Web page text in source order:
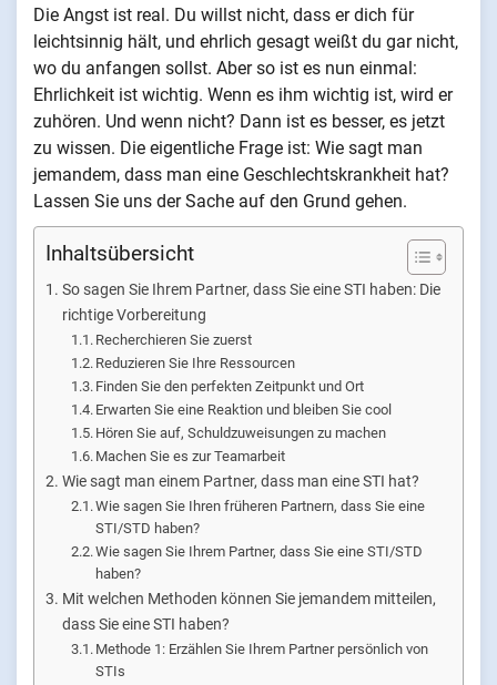
Die Angst ist real. Du willst nicht, dass er dich für
leichtsinnig hält, und ehrlich gesagt weißt du gar nicht,
wo du anfangen sollst. Aber so ist es nun einmal:
Ehrlichkeit ist wichtig. Wenn es ihm wichtig ist, wird er
zuhören. Und wenn nicht? Dann ist es besser, es jetzt
zu wissen. Die eigentliche Frage ist: Wie sagt man
jemandem, dass man eine Geschlechtskrankheit hat?
Lassen Sie uns der Sache auf den Grund gehen.
Inhaltsübersicht
So sagen Sie Ihrem Partner, dass Sie eine STI haben: Die
richtige Vorbereitung
Recherchieren Sie zuerst
Reduzieren Sie Ihre Ressourcen
Finden Sie den perfekten Zeitpunkt und Ort
Erwarten Sie eine Reaktion und bleiben Sie cool
Hören Sie auf, Schuldzuweisungen zu machen
Machen Sie es zur Teamarbeit
Wie sagt man einem Partner, dass man eine STI hat?
Wie sagen Sie Ihren früheren Partnern, dass Sie eine
STI/STD haben?
Wie sagen Sie Ihrem Partner, dass Sie eine STI/STD
haben?
Mit welchen Methoden können Sie jemandem mitteilen,
dass Sie eine STI haben?
Methode 1: Erzählen Sie Ihrem Partner persönlich von
STIs